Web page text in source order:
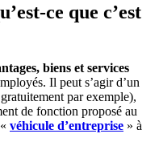
ce que c’est
biens et services
Il peut s’agir d’un
par exemple),
de fonction proposé au
véhicule d’entreprise » à